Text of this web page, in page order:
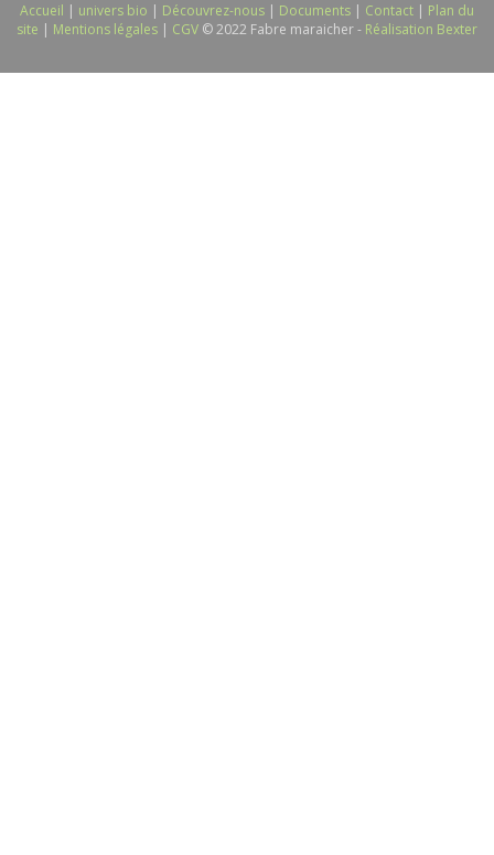
Accueil | univers bio | Découvrez-nous | Documents | Contact | Plan du
site | Mentions légales | CGV © 2022 Fabre maraicher - Réalisation Bexter